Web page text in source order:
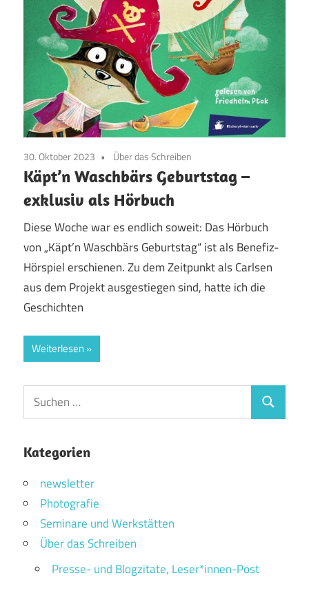
30. Oktober 2023 Über das Schreiben
Käpt’n Waschbärs Geburtstag –
exklusiv als Hörbuch
Diese Woche war es endlich soweit: Das Hörbuch
von „Käpt’n Waschbärs Geburtstag“ ist als Benefiz-
Hörspiel erschienen. Zu dem Zeitpunkt als Carlsen
aus dem Projekt ausgestiegen sind, hatte ich die
Geschichten
Weiterlesen
Suchen
nach:
Suchen
Kategorien
newsletter
Photografie
Seminare und Werkstätten
Über das Schreiben
Presse- und Blogzitate, Leser*innen-Post